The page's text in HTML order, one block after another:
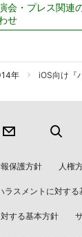
会・プレス関連
せ
年
iOS向け『
保護方針 人権
ラスメントに対する
する基本方針